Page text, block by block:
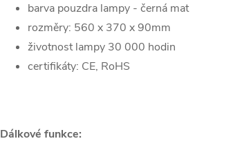
barva pouzdra lampy - černá mat
rozměry: 560 x 370 x 90mm
životnost lampy 30 000 hodin
certifikáty: CE, RoHS
Dálkové funkce: